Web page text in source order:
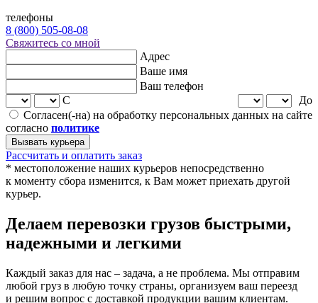
телефоны
8 (800) 505-08-08
Свяжитесь со мной
Адрес
Ваше имя
Ваш телефон
С
До
Согласен(-на) на обработку персональных данных на сайте
согласно политике
Вызвать курьера
Рассчитать и оплатить заказ
* местоположение наших курьеров непосредственно
к моменту сбора изменится, к Вам может приехать другой
курьер.
Делаем перевозки грузов быстрыми,
надежными и легкими
Каждый заказ для нас – задача, а не проблема. Мы отправим
любой груз в любую точку страны, организуем ваш переезд
и решим вопрос с доставкой продукции вашим клиентам.